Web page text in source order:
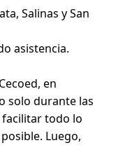
Salinas y San
asistencia.
en
solo durante las
facilitar todo lo
Luego,